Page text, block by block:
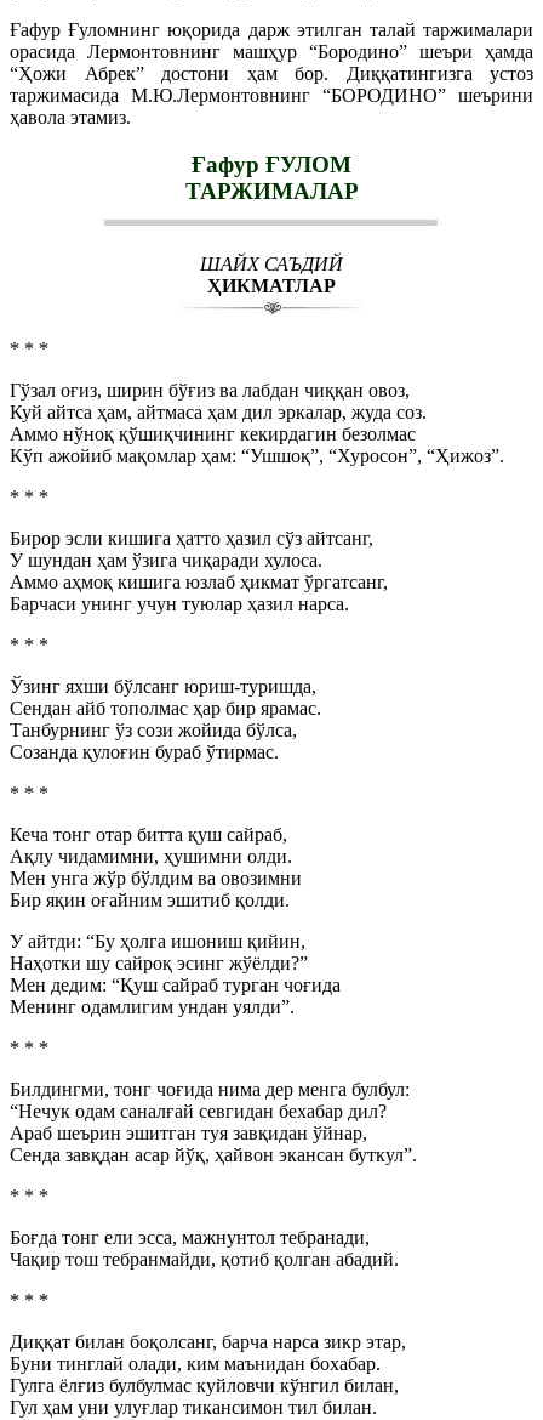
Ғафур Ғуломнинг юқорида дарж этилган талай таржималари
орасида Лермонтовнинг машҳур “Бородино” шеъри ҳамда
“Ҳожи Абрек” достони ҳам бор. Диққатингизга устоз
таржимасида М.Ю.Лермонтовнинг “БОРОДИНО” шеърини
ҳавола этамиз.
Ғафур ҒУЛОМ
ТАРЖИМАЛАР
ШАЙХ САЪДИЙ
ҲИКМАТЛАР
* * *
Гўзал оғиз, ширин бўғиз ва лабдан чиққан овоз,
Куй айтса ҳам, айтмаса ҳам дил эркалар, жуда соз.
Аммо нўноқ қўшиқчининг кекирдагин безолмас
Кўп ажойиб мақомлар ҳам: “Ушшоқ”, “Хуросон”, “Ҳижоз”.
* * *
Бирор эсли кишига ҳатто ҳазил сўз айтсанг,
У шундан ҳам ўзига чиқаради хулоса.
Аммо аҳмоқ кишига юзлаб ҳикмат ўргатсанг,
Барчаси унинг учун туюлар ҳазил нарса.
* * *
Ўзинг яхши бўлсанг юриш-туришда,
Сендан айб тополмас ҳар бир ярамас.
Танбурнинг ўз сози жойида бўлса,
Созанда қулоғин бураб ўтирмас.
* * *
Кеча тонг отар битта қуш сайраб,
Ақлу чидамимни, ҳушимни олди.
Мен унга жўр бўлдим ва овозимни
Бир яқин оғайним эшитиб қолди.
У айтди: “Бу ҳолга ишониш қийин,
Наҳотки шу сайроқ эсинг жўёлди?”
Мен дедим: “Қуш сайраб турган чоғида
Менинг одамлигим ундан уялди”.
* * *
Билдингми, тонг чоғида нима дер менга булбул:
“Нечук одам саналғай севгидан бехабар дил?
Араб шеърин эшитган туя завқидан ўйнар,
Сенда завқдан асар йўқ, ҳайвон экансан буткул”.
* * *
Боғда тонг ели эсса, мажнунтол тебранади,
Чақир тош тебранмайди, қотиб қолган абадий.
* * *
Диққат билан боқолсанг, барча нарса зикр этар,
Буни тинглай олади, ким маънидан бохабар.
Гулга ёлғиз булбулмас куйловчи кўнгил билан,
Гул ҳам уни улуғлар тикансимон тил билан.